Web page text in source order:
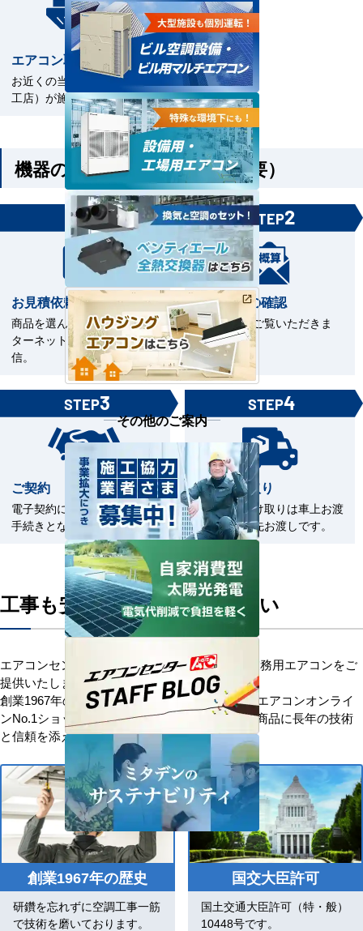
エアコン取付工事
お近くの当社指定工事店（直
工店）が施工いたします。
機器のみご購入の方（工事不要）
STEP1
お見積依頼
商品を選んで見積依頼をイン
ターネットまたはFAXで送
信。
STEP2
お見積書の確認
お見積書をご覧いただきま
す。
STEP3
ご契約
電子契約による契約締結のお
手続きとなります。
STEP4
商品の受取り
商品のお受け取りは車上お渡
しまたは軒先お渡しです。
工事も安心してお任せください
エアコンセンターACはお客様に安心を添えて業務用エアコンをご
提供いたします。
創業1967年の歴史を持つ、信頼と安心の業務用エアコンオンライ
ンNo.1ショップです。「お客様を大切に」優良商品に長年の技術
と信頼を添え、感動価格でお応えします。
創業1967年の歴史
研鑽を忘れずに空調工事一筋
で技術を磨いております。
国交大臣許可
国土交通大臣許可（特・般）
10448号です。
その他のご案内